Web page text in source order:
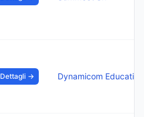
Dettagli → Dynamicom